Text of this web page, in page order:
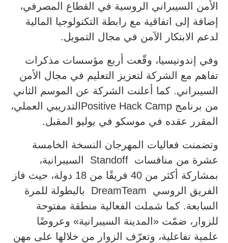
الأمن السيبراني الروسية في القطاع المصرفي،
إضافة إلى اتفاقية مع رابطة التكنولوجيا المالية
لدعم الابتكار الآمن في مجال التمويل.
وفي إندونيسيا، وقّعت أربع مؤسسات مذكرات
تفاهم مع الشركة لتعزيز التعليم في مجال الأمن
السيبراني. كما أعلنت الشركة عن الموسم الثاني
من برنامج Positive Hack Campالتدريبي العملي،
المقرر عقده في موسكو في يوليو المقبل.
وتضمنت فعاليات المهرجان النسخة الخامسة
عشرة من منافسات Standoff السيبرانية،
بمشاركة أكثر من 40 فريقًا من 18 دولة، حيث فاز
الفريق الروسي DreamTeam بالبطولة للمرة
السابعة. كما شملت الفعالية منطقة مفتوحة
للزوار، ضمّت «المدينة السيبرانية» وعروضًا
علمية تفاعلية، وتعرّف الزوار من خلالها على مهن